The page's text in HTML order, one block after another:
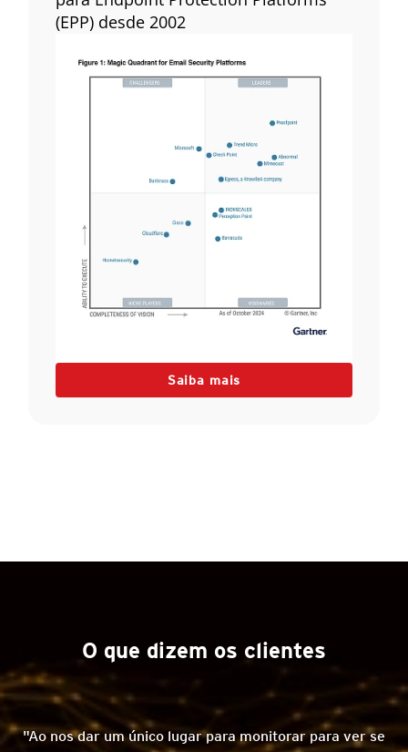
(EPP) desde 2002
Saiba mais
O que dizem os clientes
"Ao nos dar um único lugar para monitorar para ver se